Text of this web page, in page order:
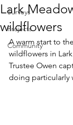
Surveys
Projects
Community
Lark
wildflowers
A warm start to
wildflowers in
Trustee Owen
doing particularly